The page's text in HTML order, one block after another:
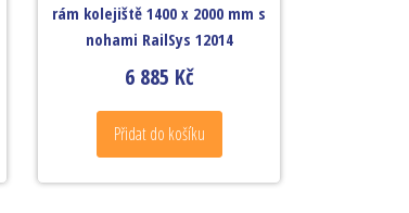
rám kolejiště 1400 x 2000 mm s
nohami RailSys 12014
6 885 Kč
Přidat do košíku